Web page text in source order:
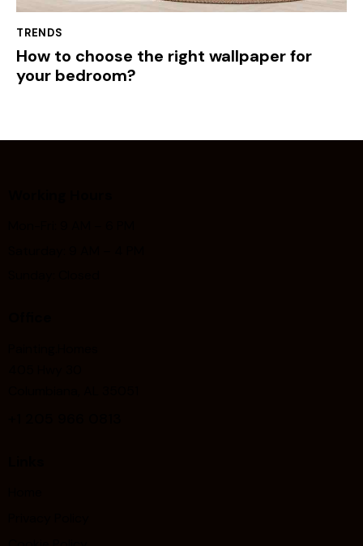
TRENDS
How to choose the right wallpaper for
your bedroom?